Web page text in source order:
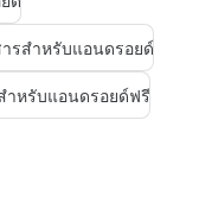
รสำหรับแอนดรอยด์
ำหรับแอนดรอยด์ฟรี